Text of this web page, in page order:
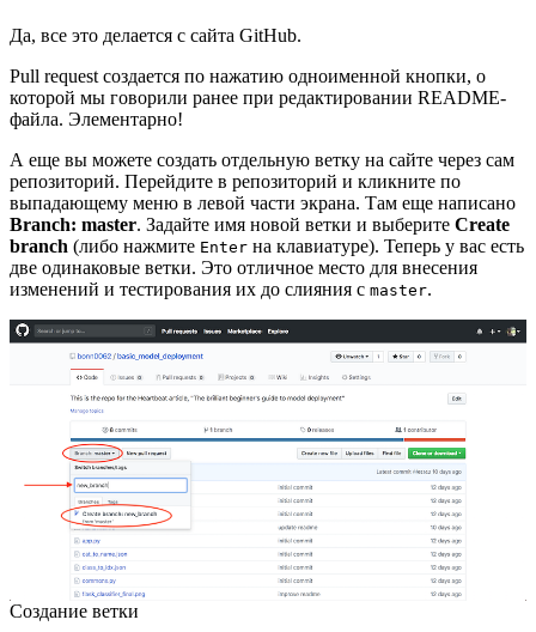
Да, все это делается с сайта GitHub.
Pull request создается по нажатию одноименной кнопки, о
которой мы говорили ранее при редактировании README-
файла. Элементарно!
А еще вы можете создать отдельную ветку на сайте через сам
репозиторий. Перейдите в репозиторий и кликните по
выпадающему меню в левой части экрана. Там еще написано
Branch: master. Задайте имя новой ветки и выберите Create
branch (либо нажмите Enter на клавиатуре). Теперь у вас есть
две одинаковые ветки. Это отличное место для внесения
изменений и тестирования их до слияния с master.
Создание ветки